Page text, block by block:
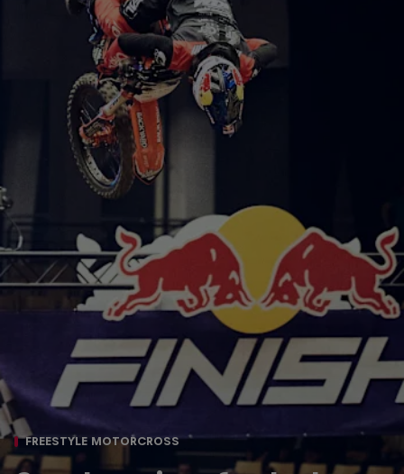
FREESTYLE MOTORCROSS